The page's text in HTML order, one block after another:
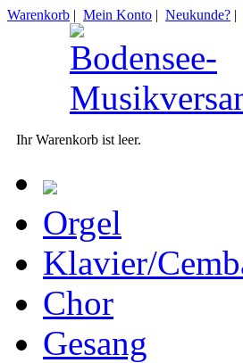
Warenkorb | Mein Konto | Neukunde? |
Ihr Warenkorb ist leer.
Orgel
Klavier/
Chor
Gesang